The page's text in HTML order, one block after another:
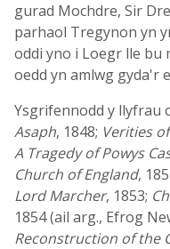
gurad Mochdre, Sir
parhaol Tregynon yn
oddi yno i Loegr lle bu
oedd yn amlwg gyda'r
Ysgrifennodd y llyfrau
Asaph, 1848; Verities
A Tragedy of Powys
Church of England,
Lord Marcher, 1853;
1854 (ail arg., Efrog
Reconstruction of the